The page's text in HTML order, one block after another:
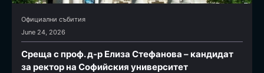
Официални събития
June 24, 2026
Среща с проф. д-р Елиза Стефанова – кандидат
за ректор на Софийския университет